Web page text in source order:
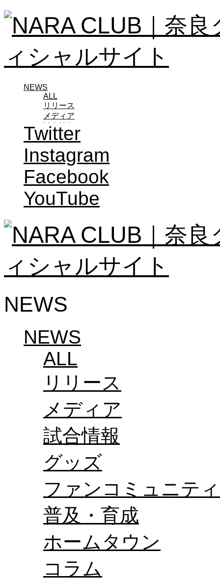
NEWS
ALL
リリース
メディア
試合情報
グッズ
普及・育成
ホームタウン
コラム
その他
TEAM
2026/27トップチーム
ソシオス
バモス
チアダンススクール
ボランティアチーム「volundeer」
ビクトリーロード
HOMEGAME
ホームゲーム運営管理規定
Jリーグ運営管理規定
ロートフィールド奈良
SCHEDULE
2026/27
練習見学時のファンサービスについて
TICKET
奈良クラブ明治安田J3リーグ2026/27シーズン試
奈良クラブ明治安田Ｊ3リーグ 2026/27シーズン
FANCOMMUNITY
2026/27ファンコミュニティ
サポートショップ
GOODS
オフィシャルストア（実店舗）
オンラインストア
ACADEMY
プロジェクト
コーチ&スタッフ
ジュニア
ジュニアユース
ユース
練習拠点（ナラディーア）
SCHOOL
2026/27 パートナー企業
パートナー募集
Twitter
Instagram
Facebook
YouTube
NEWS
NEWS
ALL
リリース
メディア
試合情報
グッズ
ファンコミュニティ
普及・育成
ホームタウン
コラム